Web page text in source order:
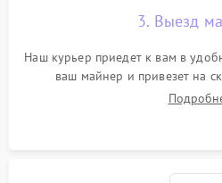
3. Выезд
Наш курьер приедет к вам в
ваш майнер и привезет на